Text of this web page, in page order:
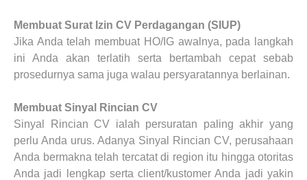
Membuat Surat Izin CV Perdagangan (SIUP)
Jika Anda telah membuat HO/IG awalnya, pada langkah
ini Anda akan terlatih serta bertambah cepat sebab
prosedurnya sama juga walau persyaratannya berlainan.
Membuat Sinyal Rincian CV
Sinyal Rincian CV ialah persuratan paling akhir yang
perlu Anda urus. Adanya Sinyal Rincian CV, perusahaan
Anda bermakna telah tercatat di region itu hingga otoritas
Anda jadi lengkap serta client/kustomer Anda jadi yakin